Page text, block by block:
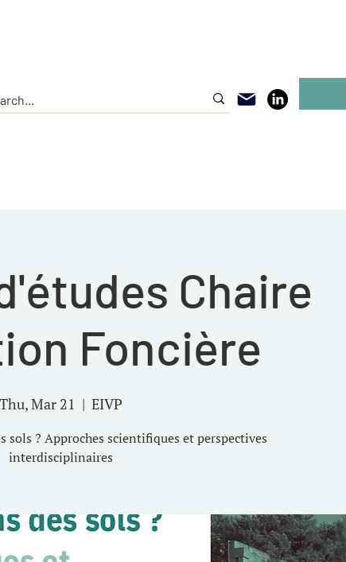
Chaire
Foncière
Thu, Mar 21
  |
EIVP
sols ? Approches scientifiques et perspectives
interdisciplinaires